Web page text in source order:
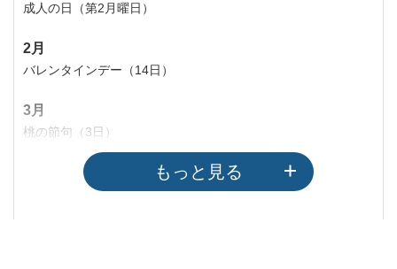
成人の日（第2月曜日）
2月
バレンタインデー（14日）
3月
桃の節句（3日）
ホワイトデー（14日）
卒業のお祝い
もっと見る